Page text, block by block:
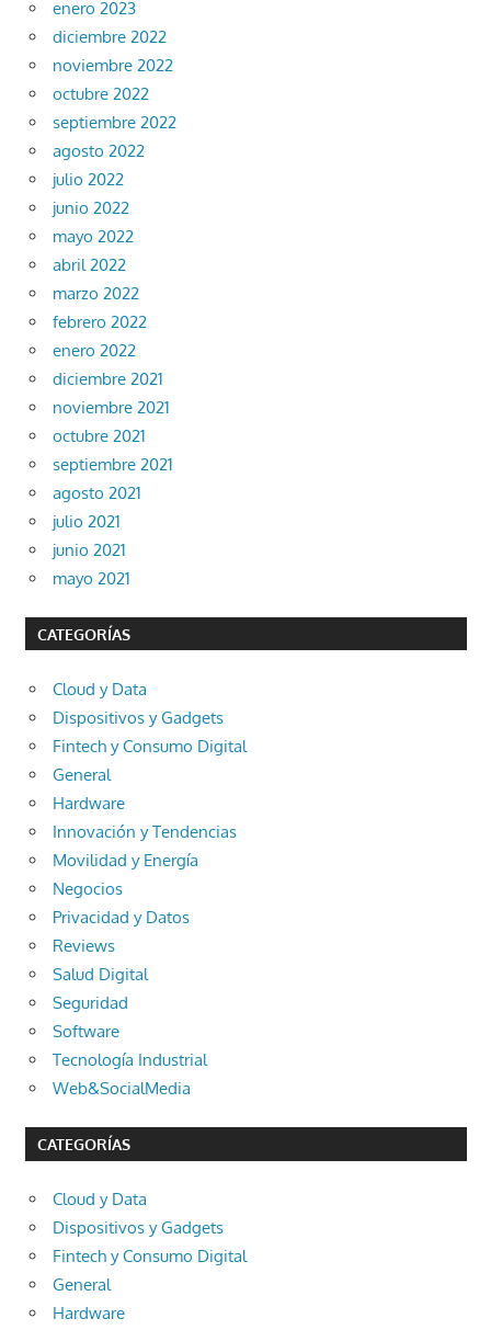
enero 2023
diciembre 2022
noviembre 2022
octubre 2022
septiembre 2022
agosto 2022
julio 2022
junio 2022
mayo 2022
abril 2022
marzo 2022
febrero 2022
enero 2022
diciembre 2021
noviembre 2021
octubre 2021
septiembre 2021
agosto 2021
julio 2021
junio 2021
mayo 2021
CATEGORÍAS
Cloud y Data
Dispositivos y Gadgets
Fintech y Consumo Digital
General
Hardware
Innovación y Tendencias
Movilidad y Energía
Negocios
Privacidad y Datos
Reviews
Salud Digital
Seguridad
Software
Tecnología Industrial
Web&SocialMedia
CATEGORÍAS
Cloud y Data
Dispositivos y Gadgets
Fintech y Consumo Digital
General
Hardware